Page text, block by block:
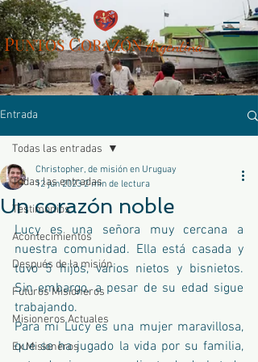
PUNTOSCORAZÓNArgentina
Entrada
Todas las entradas
Testimonios
Acontecimientos
Después de la misión
Futuros Misioneros
Misioneros Actuales
Ex Misioneros
Todas las entradas
Un corazón noble
Christopher, de misión en Uruguay
12 jun 2023 2 min de lectura
Lucy es una señora muy cercana a
nuestra comunidad. Ella está casada y
tuvo 5 hijos, varios nietos y bisnietos.
Sin embargo, a pesar de su edad sigue
trabajando.
Para mí Lucy es una mujer maravillosa,
que se ha jugado la vida por su familia,